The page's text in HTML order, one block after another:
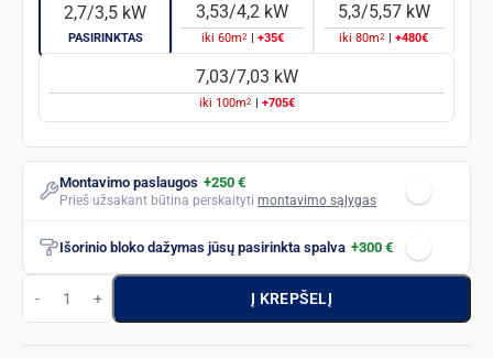
2,7/3,5 kW
PASIRINKTAS
3,53/4,2 kW
iki 60m2 +35€
5,3/5,57 kW
iki80m2 +480€
7,03/7,03 kW
iki 100m2 +705€
Montavimo paslaugos +250 €
Prieš užsakant būtina perskaityti montavimo sąlygas
Išorinio bloko dažymas jūsų pasirinkta spalva +300 €
Į KREPŠELĮ